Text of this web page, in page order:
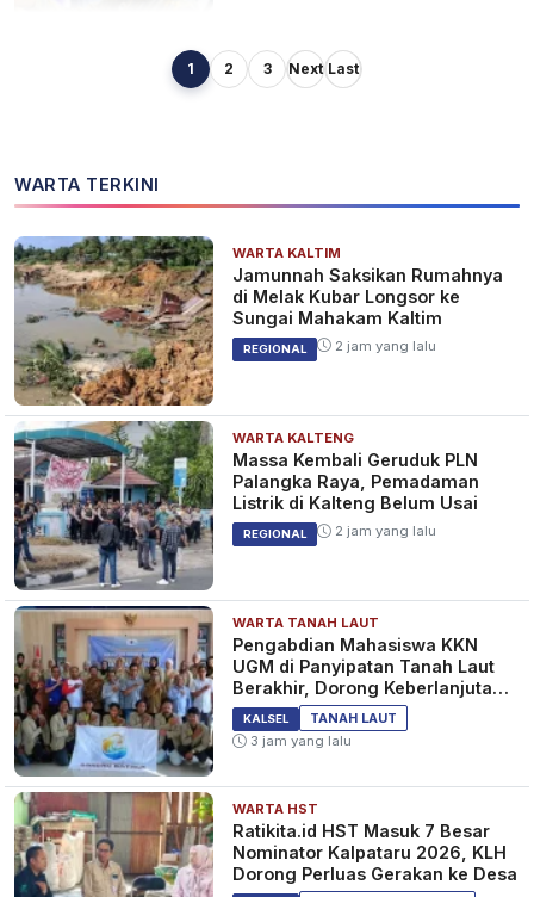
609 Personel Gabungan
Kapolda Kalsel Bersama Lintas
Sektoral Bahas Pengamanan
Natal dan Malam Tahun Baru
KALSEL 4 tahun yang lalu
Satgas Covid-19: Syarat
Perjalanan Saat Libur Nataru, di
Bawah 12 Tahun Wajib PCR
BERITA 4 tahun yang lalu
Vaksin Tak Lengkap Dilarang
Masuk Mal Saat Libur Nataru
BERITA 4 tahun yang lalu
Awal Tahun 2021, Istri Pasha
Ungu Senang Satu Resolusinya
Bersama Sang Suami Terwujud
1 2 3 Next Last
WARTA TERKINI
WARTA KALTIM
Jamunnah Saksikan Rumahnya
di Melak Kubar Longsor ke
Sungai Mahakam Kaltim
REGIONAL 2 jam yang lalu
WARTA KALTENG
Massa Kembali Geruduk PLN
Palangka Raya, Pemadaman
Listrik di Kalteng Belum Usai
REGIONAL 2 jam yang lalu
WARTA TANAH LAUT
Pengabdian Mahasiswa KKN
UGM di Panyipatan Tanah Laut
Berakhir, Dorong Keberlanjutan
Program Masyarakat
KALSEL
TANAH LAUT
3 jam yang lalu
WARTA HST
Ratikita.id HST Masuk 7 Besar
Nominator Kalpataru 2026, KLH
Dorong Perluas Gerakan ke Desa